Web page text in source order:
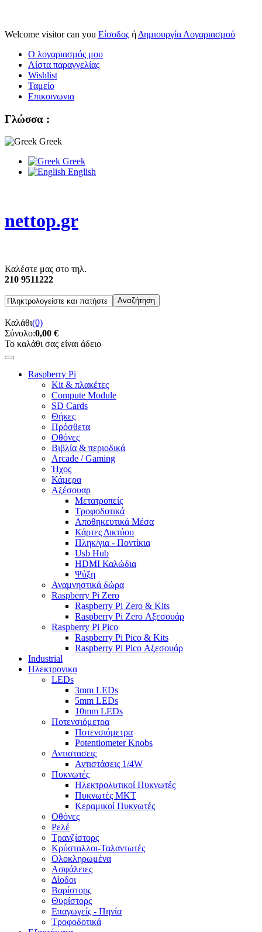
Welcome visitor can you Είσοδος ή Δημιουργία Λογαριασμού
Ο λογαριασμός μου
Λίστα παραγγελίας
Wishlist
Ταμείο
Επικοινωνια
Γλώσσα :
Greek
Greek
English
nettop.gr
Καλέστε μας στο τηλ.
210 9511222
Καλάθι(0)
Σύνολο:0,00 €
Το καλάθι σας είναι άδειο
Raspberry Pi
Kit & πλακέτες
Compute Module
SD Cards
Θήκες
Πρόσθετα
Οθόνες
Βιβλία & περιοδικά
Arcade / Gaming
Ήχος
Κάμερα
Αξέσουαρ
Μετατροπείς
Τροφοδοτικά
Αποθηκευτικά Μέσα
Κάρτες Δικτύου
Πληκ/για - Ποντίκια
Usb Hub
HDMI Καλώδια
Ψύξη
Αναμνηστικά δώρα
Raspberry Pi Zero
Raspberry Pi Zero & Kits
Raspberry Pi Zero Αξεσουάρ
Raspberry Pi Pico
Raspberry Pi Pico & Kits
Raspberry Pi Pico Αξεσουάρ
Industrial
Ηλεκτρονικα
LEDs
3mm LEDs
5mm LEDs
10mm LEDs
Ποτενσιόμετρα
Ποτενσιόμετρα
Potentiometer Knobs
Αντιστασεις
Αντιστάσεις 1/4W
Πυκνωτές
Ηλεκτρολυτικοί Πυκνωτές
Πυκνωτές MKT
Κεραμικοί Πυκνωτές
Οθόνες
Ρελέ
Τρανζίστορς
Κρύσταλλοι-Ταλαντωτές
Ολοκληρωμένα
Ασφάλειες
Δίοδοι
Βαρίστορς
Θυρίστορς
Επαγωγείς - Πηνία
Τροφοδοτικά